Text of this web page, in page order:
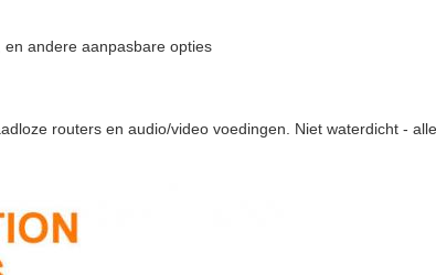
andere aanpasbare opties
routers en audio/video voedingen. Niet waterdicht -